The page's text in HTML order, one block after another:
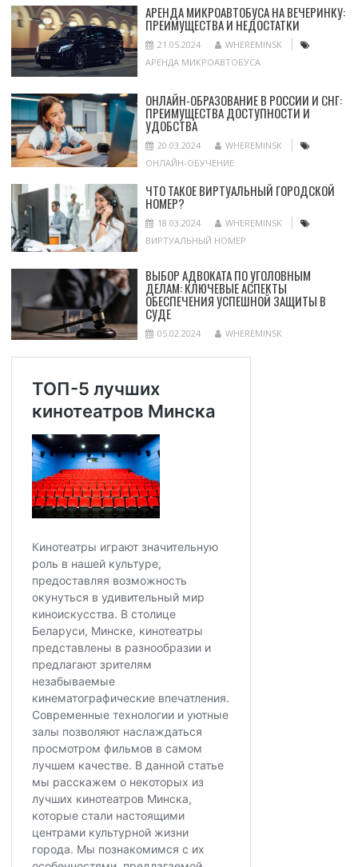
АРЕНДА МИКРОАВТОБУСА НА ВЕЧЕРИНКУ:
ПРЕИМУЩЕСТВА И НЕДОСТАТКИ
21.05.2024
WHEREMINSK
АРЕНДА МИКРОАВТОБУСА
ОНЛАЙН-ОБРАЗОВАНИЕ В РОССИИ И СНГ:
ПРЕИМУЩЕСТВА ДОСТУПНОСТИ И
УДОБСТВА
20.03.2024
WHEREMINSK
ОНЛАЙН-ОБУЧЕНИЕ
ЧТО ТАКОЕ ВИРТУАЛЬНЫЙ ГОРОДСКОЙ
НОМЕР?
18.03.2024
WHEREMINSK
ВИРТУАЛЬНЫЙ НОМЕР
ВЫБОР АДВОКАТА ПО УГОЛОВНЫМ
ДЕЛАМ: КЛЮЧЕВЫЕ АСПЕКТЫ
ОБЕСПЕЧЕНИЯ УСПЕШНОЙ ЗАЩИТЫ В
СУДЕ
05.02.2024 WHEREMINSK